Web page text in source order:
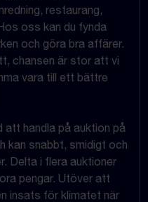
restaurang,
oss kan du fynda
och göra bra affärer.
chansen är stor att vi
vara till ett bättre
att handla på auktion på
kan snabbt, smidigt och
Delta i flera auktioner
pengar. Utöver att
insats för klimatet när